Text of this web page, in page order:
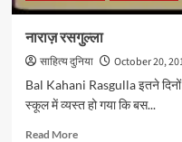
नाराज़ रसगुल्ला
साहित्य दुनिया October 20,
Bal Kahani Rasgulla इतने
स्कूल में व्यस्त हो गया कि बस...
Read MoreRead